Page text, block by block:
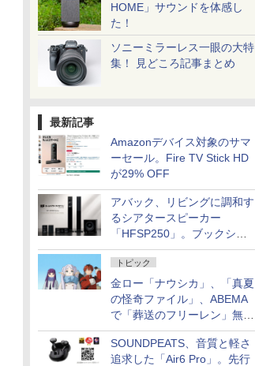
HOME」サウンドを体感し
た！
ソニーミラーレス一眼の大特
集！ 見どころ記事まとめ
最新記事
Amazonデバイス対象のサマ
ーセール。Fire TV Stick HD
が29% OFF
アバック、リビングに調和す
るシアタースピーカー
「HFSP250」。ブックシェ
ルフはペア3万円以下
トピック
金ロー「ナウシカ」、「真夏
の怪奇ファイル」、ABEMA
で「葬送のフリーレン」無料
配信など。夏の特番・配信情
報
SOUNDPEATS、音質と軽さ
追求した「Air6 Pro」。先行